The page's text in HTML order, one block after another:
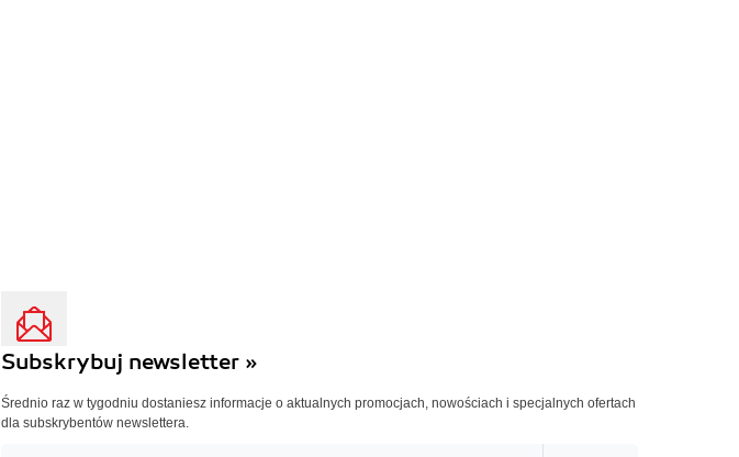
Subskrybuj newsletter »
Średnio raz w tygodniu dostaniesz informacje o aktualnych promocjach, nowościach i specjalnych ofertach
dla subskrybentów newslettera.